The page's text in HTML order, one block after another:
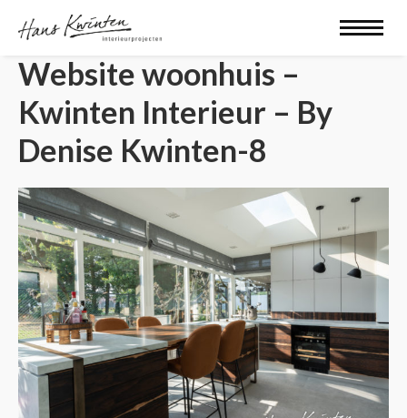
Website woonhuis –
Kwinten Interieur – By
Denise Kwinten-8